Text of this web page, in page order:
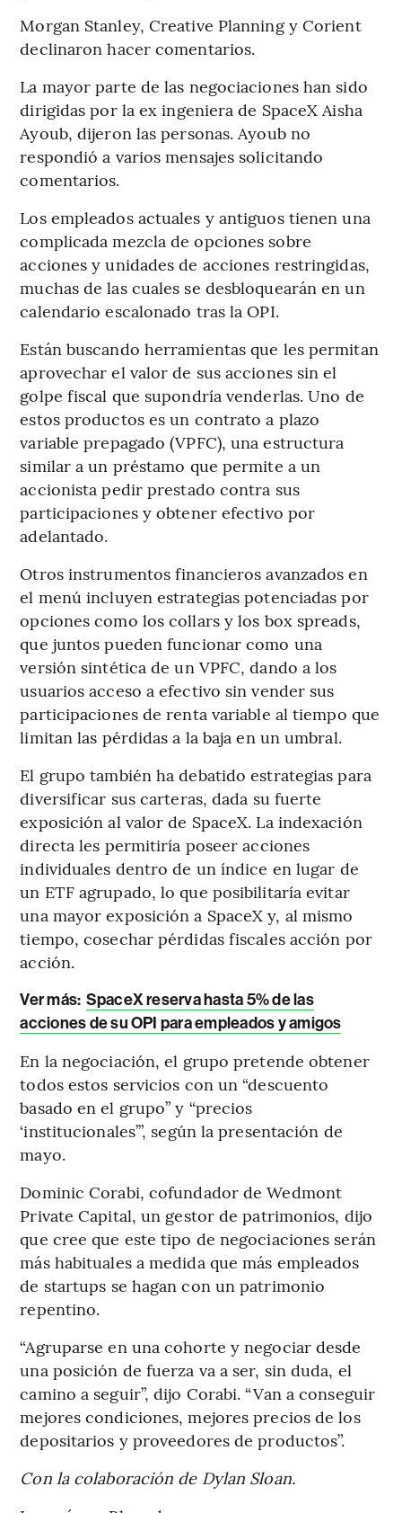
Morgan Stanley, Creative Planning y Corient
declinaron hacer comentarios.
La mayor parte de las negociaciones han sido
dirigidas por la ex ingeniera de SpaceX Aisha
Ayoub, dijeron las personas. Ayoub no
respondió a varios mensajes solicitando
comentarios.
Los empleados actuales y antiguos tienen una
complicada mezcla de opciones sobre
acciones y unidades de acciones restringidas,
muchas de las cuales se desbloquearán en un
calendario escalonado tras la OPI.
Están buscando herramientas que les permitan
aprovechar el valor de sus acciones sin el
golpe fiscal que supondría venderlas. Uno de
estos productos es un contrato a plazo
variable prepagado (VPFC), una estructura
similar a un préstamo que permite a un
accionista pedir prestado contra sus
participaciones y obtener efectivo por
adelantado.
Otros instrumentos financieros avanzados en
el menú incluyen estrategias potenciadas por
opciones como los collars y los box spreads,
que juntos pueden funcionar como una
versión sintética de un VPFC, dando a los
usuarios acceso a efectivo sin vender sus
participaciones de renta variable al tiempo que
limitan las pérdidas a la baja en un umbral.
El grupo también ha debatido estrategias para
diversificar sus carteras, dada su fuerte
exposición al valor de SpaceX. La indexación
directa les permitiría poseer acciones
individuales dentro de un índice en lugar de
un ETF agrupado, lo que posibilitaría evitar
una mayor exposición a SpaceX y, al mismo
tiempo, cosechar pérdidas fiscales acción por
acción.
Ver más: SpaceX reserva hasta 5% de las
acciones de su OPI para empleados y amigos
En la negociación, el grupo pretende obtener
todos estos servicios con un “descuento
basado en el grupo” y “precios
‘institucionales’”, según la presentación de
mayo.
Dominic Corabi, cofundador de Wedmont
Private Capital, un gestor de patrimonios, dijo
que cree que este tipo de negociaciones serán
más habituales a medida que más empleados
de startups se hagan con un patrimonio
repentino.
“Agruparse en una cohorte y negociar desde
una posición de fuerza va a ser, sin duda, el
camino a seguir”, dijo Corabi. “Van a conseguir
mejores condiciones, mejores precios de los
depositarios y proveedores de productos”.
Con la colaboración de Dylan Sloan.